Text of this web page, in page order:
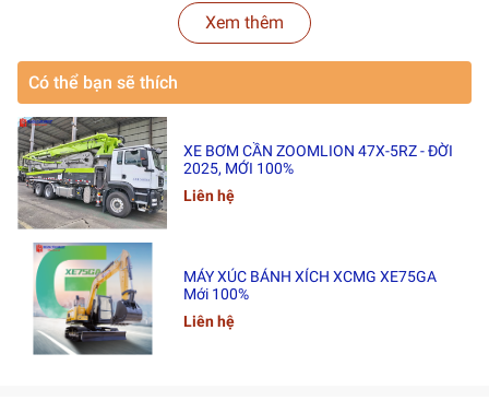
Cảng Hải Phòng
Kho Hoàng Tâm – KCN Phố Nối A, Hưng Yên
⚙️ THÔNG SỐ KỸ
THUẬT
1. Động cơ (Engine)
Model:J05E-TKSSPF
Xem thêm
Có thể bạn sẽ thích
XE BƠM CẦN ZOOMLION 47X-5RZ - ĐỜI
2025, MỚI 100%
Liên hệ
MÁY XÚC BÁNH XÍCH XCMG XE75GA
Mới 100%
Liên hệ